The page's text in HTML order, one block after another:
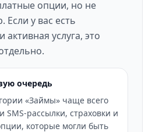
опции, но не
Если у вас есть
услуга, это
очередь
«Займы» чаще всего
рассылки, страховки и
которые могли быть